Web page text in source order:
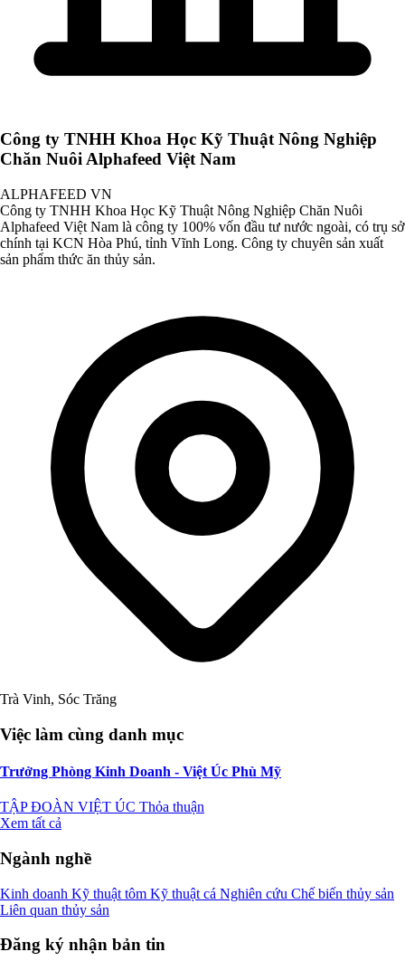
Công ty TNHH Khoa Học Kỹ Thuật Nông Nghiệp
Chăn Nuôi Alphafeed Việt Nam
ALPHAFEED VN
Công ty TNHH Khoa Học Kỹ Thuật Nông Nghiệp Chăn Nuôi
Alphafeed Việt Nam là công ty 100% vốn đầu tư nước ngoài, có trụ sở
chính tại KCN Hòa Phú, tỉnh Vĩnh Long. Công ty chuyên sản xuất
sản phẩm thức ăn thủy sản.
Trà Vinh, Sóc Trăng
Việc làm cùng danh mục
Trưởng Phòng Kinh Doanh - Việt Úc Phù Mỹ
TẬP ĐOÀN VIỆT ÚC Thỏa thuận
Xem tất cả
Ngành nghề
Kinh doanh Kỹ thuật tôm Kỹ thuật cá Nghiên cứu Chế biến thủy sản
Liên quan thủy sản
Đăng ký nhận bản tin